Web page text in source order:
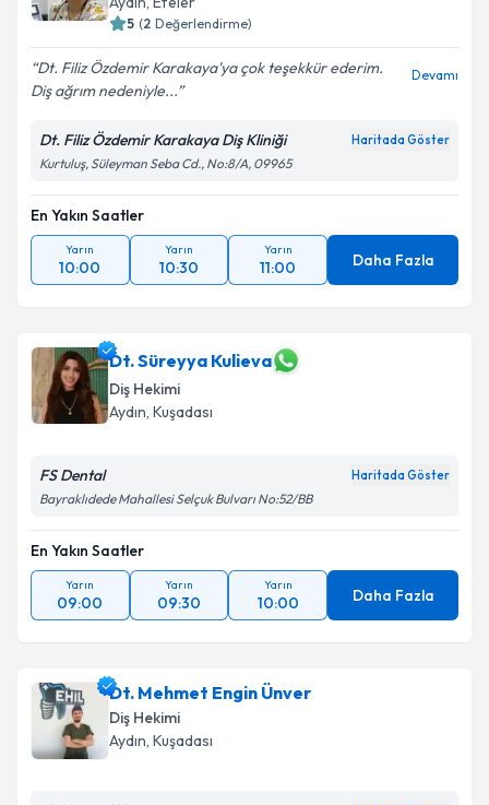
5 (2 Değerlendirme)
Dt. Filiz Özdemir Karakaya'ya çok teşekkür ederim.
Diş ağrım nedeniyle...
Devamı
Dt. Filiz Özdemir Karakaya Diş Kliniği Haritada Göster
Kurtuluş, Süleyman Seba Cd., No:8/A, 09965
En Yakın Saatler
Yarın
10:00
Yarın
10:30
Yarın
11:00 Daha Fazla
Dt. Süreyya Kulieva
Diş Hekimi
Aydın, Kuşadası
FS Dental Haritada Göster
Bayraklıdede Mahallesi Selçuk Bulvarı No:52/BB
En Yakın Saatler
Yarın
09:00
Yarın
09:30
Yarın
10:00 Daha Fazla
Dt. Mehmet Engin Ünver
Diş Hekimi
Aydın, Kuşadası